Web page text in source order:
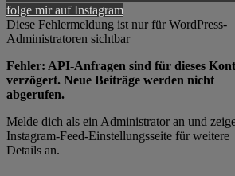
folge mir auf Instagram
Diese Fehlermeldung ist nur für WordPress-
Administratoren sichtbar
Fehler: API-Anfragen sind für dieses
verzögert. Neue Beiträge werden nicht
abgerufen.
Melde dich als ein Administrator an und
Instagram-Feed-Einstellungsseite für weitere
Details an.